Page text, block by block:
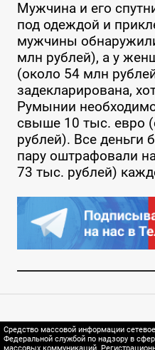
Мужчина и его
под одеждой и
мужчины
млн рублей), а у
(около 54 млн
задекларирована,
Румынии
свыше 10 тыс. евро
рублей). Все деньги
пару оштрафовали
73 тыс. рублей)
Средство массовой информации
Федеральной службой по надзору в